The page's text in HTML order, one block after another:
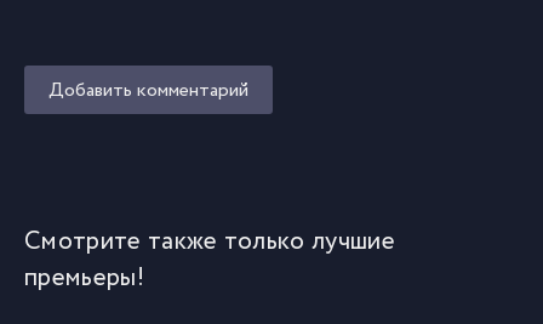
Добавить комментарий
Смотрите также только лучшие
премьеры!